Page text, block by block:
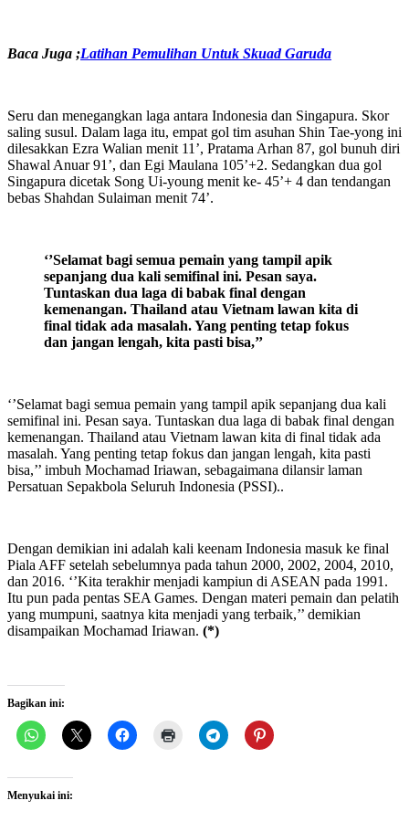
Baca Juga ;Latihan Pemulihan Untuk Skuad Garuda
Seru dan menegangkan laga antara Indonesia dan Singapura. Skor
saling susul. Dalam laga itu, empat gol tim asuhan Shin Tae-yong ini
dilesakkan Ezra Walian menit 11’, Pratama Arhan 87, gol bunuh diri
Shawal Anuar 91’, dan Egi Maulana 105’+2. Sedangkan dua gol
Singapura dicetak Song Ui-young menit ke- 45’+ 4 dan tendangan
bebas Shahdan Sulaiman menit 74’.
‘’Selamat bagi semua pemain yang tampil apik
sepanjang dua kali semifinal ini. Pesan saya.
Tuntaskan dua laga di babak final dengan
kemenangan. Thailand atau Vietnam lawan kita di
final tidak ada masalah. Yang penting tetap fokus
dan jangan lengah, kita pasti bisa,’’
‘’Selamat bagi semua pemain yang tampil apik sepanjang dua kali
semifinal ini. Pesan saya. Tuntaskan dua laga di babak final dengan
kemenangan. Thailand atau Vietnam lawan kita di final tidak ada
masalah. Yang penting tetap fokus dan jangan lengah, kita pasti
bisa,’’ imbuh Mochamad Iriawan, sebagaimana dilansir laman
Persatuan Sepakbola Seluruh Indonesia (PSSI)..
Dengan demikian ini adalah kali keenam Indonesia masuk ke final
Piala AFF setelah sebelumnya pada tahun 2000, 2002, 2004, 2010,
dan 2016. ‘’Kita terakhir menjadi kampiun di ASEAN pada 1991.
Itu pun pada pentas SEA Games. Dengan materi pemain dan pelatih
yang mumpuni, saatnya kita menjadi yang terbaik,’’ demikian
disampaikan Mochamad Iriawan. (*)
Bagikan ini:
Menyukai ini: